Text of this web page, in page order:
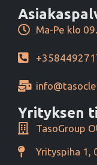
Ma-Pe klo
Yrityksen
TasoGroup
Yrityspiha 1,